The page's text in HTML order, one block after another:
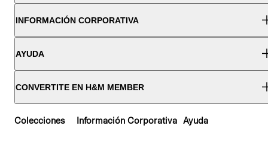
INFORMACIÓN CORPORATIVA
AYUDA
CONVERTITE EN H&M MEMBER
Colecciones Información Corporativa Ayuda